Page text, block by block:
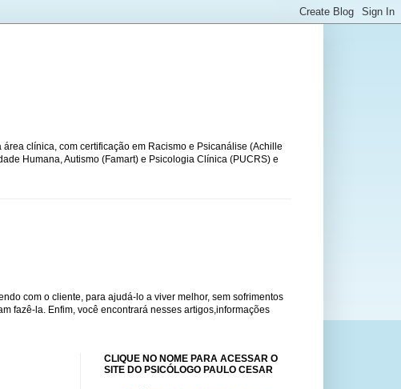
clínica, com certificação em Racismo e Psicanálise (Achille
Humana, Autismo (Famart) e Psicologia Clínica (PUCRS) e
com o cliente, para ajudá-lo a viver melhor, sem sofrimentos
fazê-la. Enfim, você encontrará nesses artigos,informações
CLIQUE NO NOME PARA ACESSAR O
SITE DO PSICÓLOGO PAULO CESAR